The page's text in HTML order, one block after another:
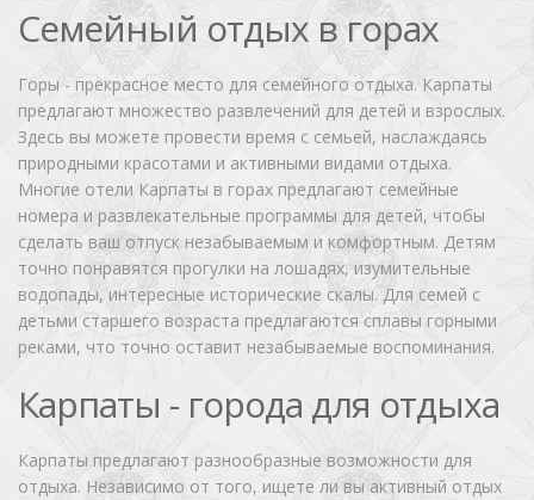
Семейный отдых в горах
Горы - прекрасное место для семейного отдыха. Карпаты
предлагают множество развлечений для детей и взрослых.
Здесь вы можете провести время с семьей, наслаждаясь
природными красотами и активными видами отдыха.
Многие отели Карпаты в горах предлагают семейные
номера и развлекательные программы для детей, чтобы
сделать ваш отпуск незабываемым и комфортным. Детям
точно понравятся прогулки на лошадях, изумительные
водопады, интересные исторические скалы. Для семей с
детьми старшего возраста предлагаются сплавы горными
реками, что точно оставит незабываемые воспоминания.
Карпаты - города для отдыха
Карпаты предлагают разнообразные возможности для
отдыха. Независимо от того, ищете ли вы активный отдых